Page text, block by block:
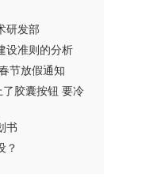
研发部
设准则的分析
节放假通知
了胶囊按钮 要冷
书
？